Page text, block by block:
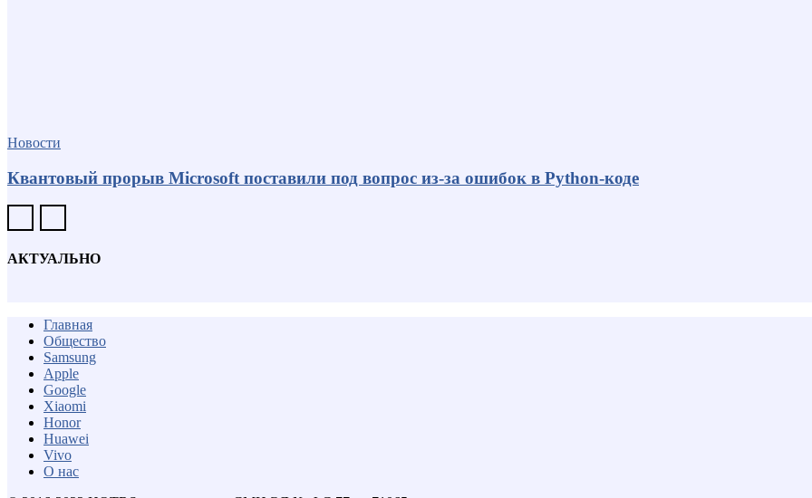
Новости
Квантовый прорыв Microsoft поставили под вопрос из-за ошибок в Python-коде
АКТУАЛЬНО
Главная
Общество
Samsung
Apple
Google
Xiaomi
Honor
Huawei
Vivo
О нас